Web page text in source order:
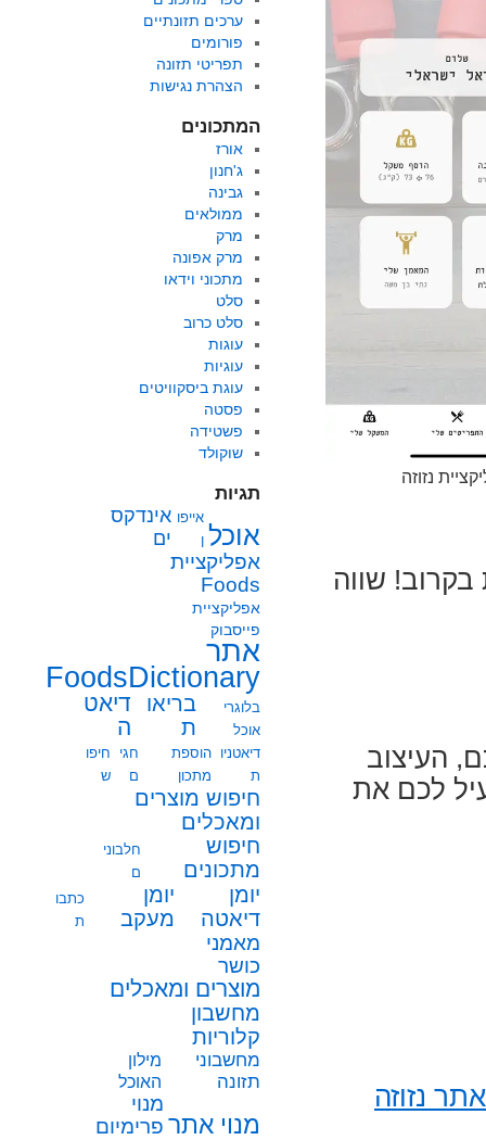
נזוזה
בקרוב! שווה
העיצוב
לכם את
נזוזה
ערכים תזונתיים
פורומים
תפריטי תזונה
הצהרת נגישות
המתכונים
אורז
ג'חנון
גבינה
ממולאים
מרק
מרק אפונה
מתכוני וידאו
סלט
סלט כרוב
עוגות
עוגיות
עוגת ביסקוויטים
פסטה
פשטידה
שוקולד
תגיות
אוכל
אייפו
ן
אינדקס
ים
אפליקציית
Foods
אפליקציית
פייסבוק
אתר
FoodsDictionary
בלוגרי
אוכל
בריאו
ת
דיאט
ה
דיאטניו
ת
הוספת
מתכון
חגי
ם
חיפו
ש
חיפוש מוצרים
ומאכלים
חיפוש
מתכונים
חלבוני
ם
יומן
דיאטה
יומן
מעקב
כתבו
ת
מאמני
כושר
מוצרים ומאכלים
מחשבון
קלוריות
מחשבוני
תזונה
מילון
האוכל
מנוי אתר
מנוי
פרימיום